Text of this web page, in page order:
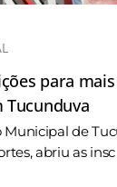
para
Tucunduva
de
abriu as insc